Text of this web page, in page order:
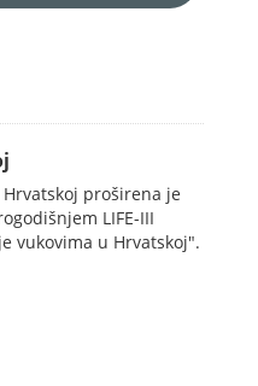
proširena je
LIFE-III
vukovima u Hrvatskoj".